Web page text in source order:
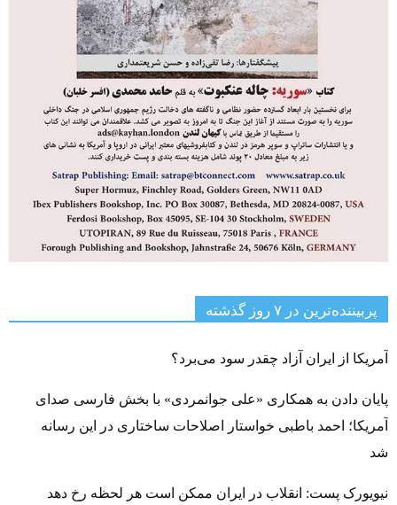
پربیننده‌ترین‌ در ۷ روز گذشته
آمریکا از ایران آزاد چقدر سود می‌برد؟
پایان دادن به همکاری «علی جوانمردی» با بخش فارسی صدای
آمریکا؛ احمد باطبی خواستار اصلاحات ساختاری در این رسانه
شد
نیویورک پست: انقلاب در ایران ممکن است هر لحظه رخ دهد